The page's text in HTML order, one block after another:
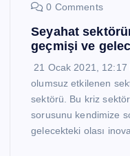
0 Comments
Seyahat
geçmişi ve
21 Ocak 2021,
olumsuz etkilenen
sektörü. Bu kriz
sorusunu kendimize
gelecekteki olası